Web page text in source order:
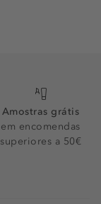
Amostras grátis
em encomendas
superiores a 50€